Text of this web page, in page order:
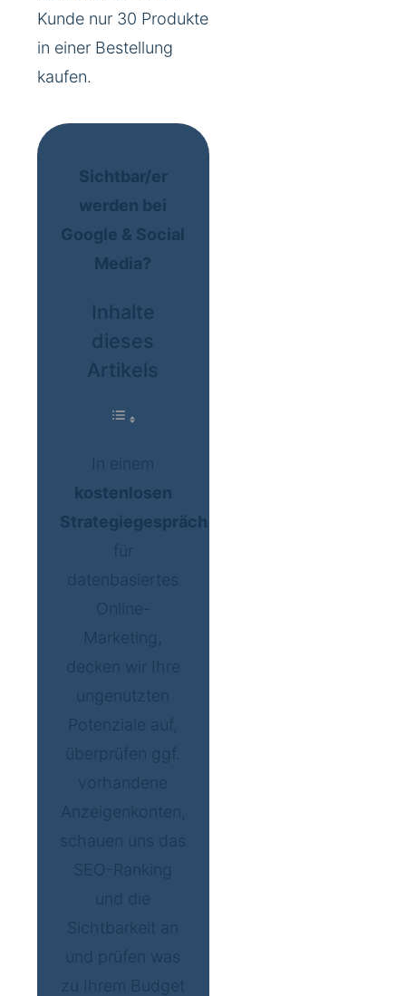
Kunde nur 30 Produkte
in einer Bestellung
kaufen.
Sichtbar/er
werden bei
Google & Social
Media?
Inhalte
dieses
Artikels
In einem
kostenlosen
Strategiegespräch
für
datenbasiertes
Online-
Marketing,
decken wir Ihre
ungenutzten
Potenziale auf,
überprüfen ggf.
vorhandene
Anzeigenkonten,
schauen uns das
SEO-Ranking
und die
Sichtbarkeit an
und prüfen was
zu Ihrem Budget